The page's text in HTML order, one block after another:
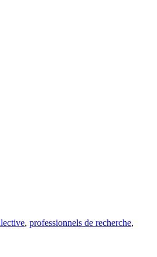
, professionnels de recherche,